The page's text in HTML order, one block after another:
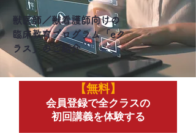
獣医師／獣看護師向けの
臨床教育プログラム「eク
ラス」のご紹介
​【無料】
​会員登録で全クラスの
初回講義を体験する